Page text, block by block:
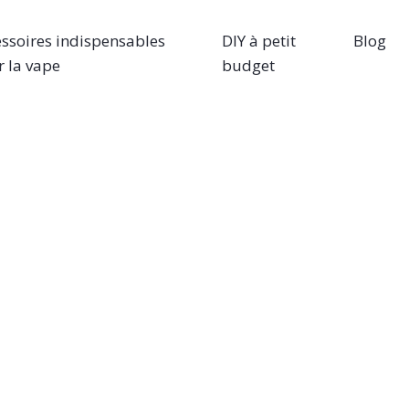
indispensables
la vape
DIY à petit
budget
Blog